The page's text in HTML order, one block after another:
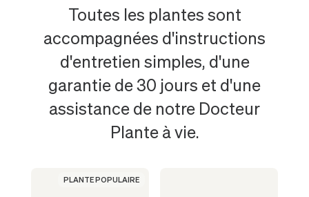
PLANTES
LES
PLUS
POPULAIRES
Toutes les plantes sont
accompagnées d'instructions
d'entretien simples, d'une
garantie de 30 jours et d'une
assistance de notre Docteur
Plante à vie.
PLANTE POPULAIRE